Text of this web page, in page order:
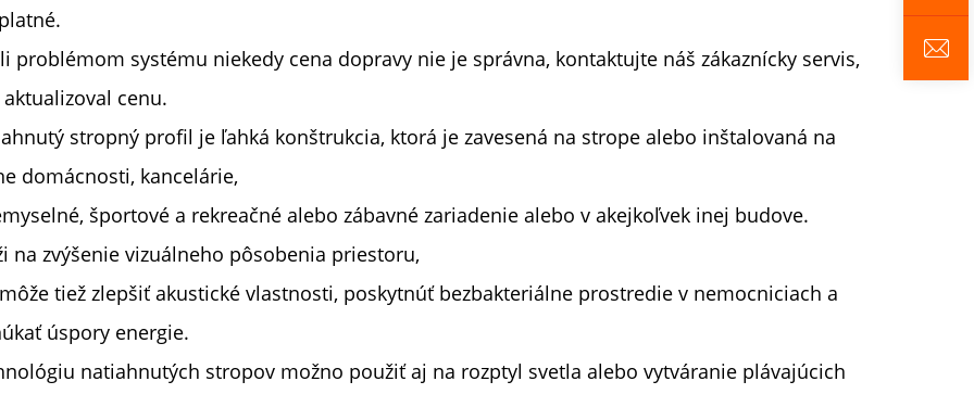
problémom systému niekedy cena dopravy nie je správna, kontaktujte náš zákaznícky servis,
cenu.
stropný profil je ľahká konštrukcia, ktorá je zavesená na strope alebo inštalovaná na
domácnosti, kancelárie,
športové a rekreačné alebo zábavné zariadenie alebo v akejkoľvek inej budove.
na zvýšenie vizuálneho pôsobenia priestoru,
tiež zlepšiť akustické vlastnosti, poskytnúť bezbakteriálne prostredie v nemocniciach a
úspory energie.
natiahnutých stropov možno použiť aj na rozptyl svetla alebo vytváranie plávajúcich